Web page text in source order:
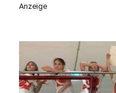
Anzeige